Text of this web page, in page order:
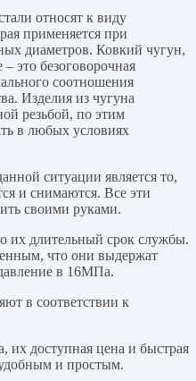
относят к виду
применяется при
диаметров. Ковкий чугун,
это безоговорочная
соотношения
Изделия из чугуна
резьбой, по этим
в любых условиях
ситуации является то,
и снимаются. Все эти
своими руками.
их длительный срок службы.
что они выдержат
в 16МПа.
в соответствии к
доступная цена и быстрая
и простым.